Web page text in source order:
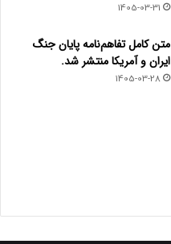
1405-03-31
متن کامل تفاهم‌نامه پایان جنگ
ایران و آمریکا منتشر شد.
1405-03-28